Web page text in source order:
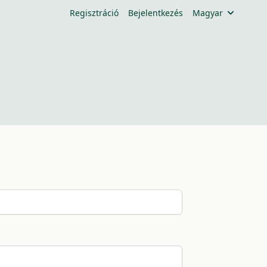
Regisztráció Bejelentkezés Magyar